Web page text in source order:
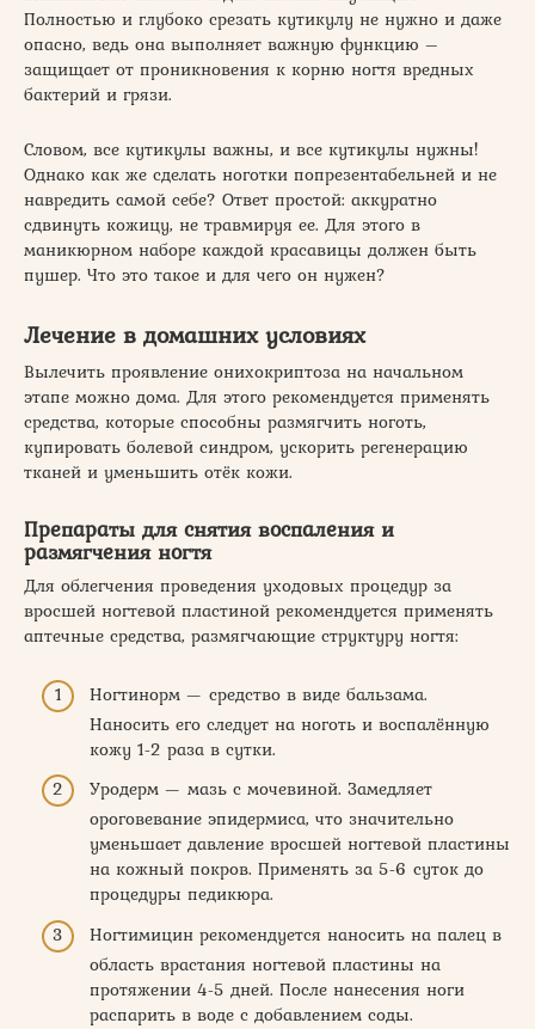
Полностью и глубоко срезать кутикулу не нужно и даже
опасно, ведь она выполняет важную функцию –
защищает от проникновения к корню ногтя вредных
бактерий и грязи.
Словом, все кутикулы важны, и все кутикулы нужны!
Однако как же сделать ноготки попрезентабельней и не
навредить самой себе? Ответ простой: аккуратно
сдвинуть кожицу, не травмируя ее. Для этого в
маникюрном наборе каждой красавицы должен быть
пушер. Что это такое и для чего он нужен?
Лечение в домашних условиях
Вылечить проявление онихокриптоза на начальном
этапе можно дома. Для этого рекомендуется применять
средства, которые способны размягчить ноготь,
купировать болевой синдром, ускорить регенерацию
тканей и уменьшить отёк кожи.
Препараты для снятия воспаления и
размягчения ногтя
Для облегчения проведения уходовых процедур за
вросшей ногтевой пластиной рекомендуется применять
аптечные средства, размягчающие структуру ногтя:
Ногтинорм — средство в виде бальзама.
Наносить его следует на ноготь и воспалённую
кожу 1-2 раза в сутки.
Уродерм — мазь с мочевиной. Замедляет
ороговевание эпидермиса, что значительно
уменьшает давление вросшей ногтевой пластины
на кожный покров. Применять за 5-6 суток до
процедуры педикюра.
Ногтимицин рекомендуется наносить на палец в
область врастания ногтевой пластины на
протяжении 4-5 дней. После нанесения ноги
распарить в воде с добавлением соды.